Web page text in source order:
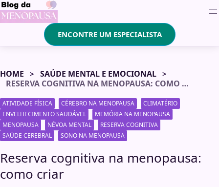
ENCONTRE UM ESPECIALISTA
HOME
SAÚDE MENTAL E EMOCIONAL
RESERVA COGNITIVA NA MENOPAUSA: COMO CRIAR
ATIVIDADE FÍSICA CÉREBRO NA MENOPAUSA
CLIMATÉRIO
ENVELHECIMENTO SAUDÁVEL
MEMÓRIA NA MENOPAUSA
MENOPAUSA
NÉVOA MENTAL
RESERVA COGNITIVA
SAÚDE CEREBRAL
SONO NA MENOPAUSA
Reserva cognitiva na menopausa:
como criar